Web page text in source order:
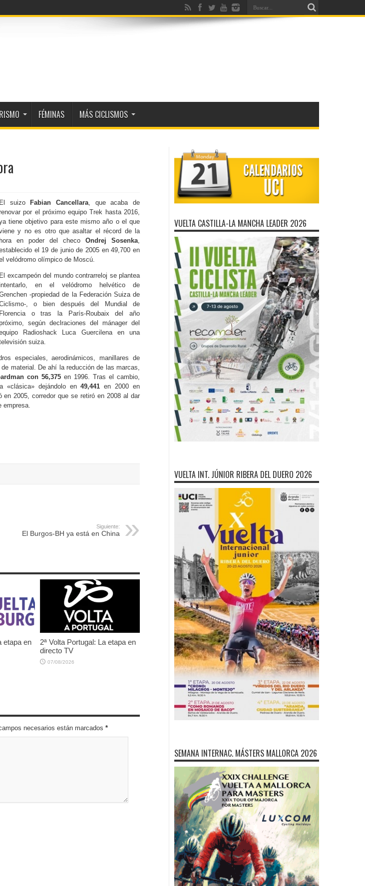
FÉMINAS MÁS CICLISMOS
El suizo Fabian Cancellara, que acaba de
por el próximo equipo Trek hasta 2016,
tiene objetivo para este mismo año o el que
y no es otro que asaltar el récord de la
hora en poder del checo Ondrej Sosenka,
el 19 de junio de 2005 en 49,700 en
velódromo olímpico de Moscú.
El excampeón del mundo contrarreloj se plantea
en el velódromo helvético de
-propiedad de la Federación Suiza de
, o bien después del Mundial de
Florencia o tras la París-Roubaix del año
según declraciones del mánager del
Radioshack Luca Guercilena en una
suiza.
especiales, aerodinámicos, manillares de
material. De ahí la reducción de las marcas,
con 56,375 en 1996. Tras el cambio,
«clásica» dejándolo en49,441 en 2000 en
2005, corredor que se retiró en 2008 al dar
empresa.
Siguiente:
El Burgos-BH ya está en China
etapa en
2ª Volta Portugal: La etapa en
directo TV
07/08/2026
necesarios están marcados *
VUELTA CASTILLA-LA MANCHA LEADER 2026
VUELTA INT. JÚNIOR RIBERA DEL DUERO 2026
SEMANA INTERNAC. MÁSTERS MALLORCA 2026